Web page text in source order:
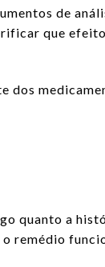
de
que
dos
quanto a
remédio